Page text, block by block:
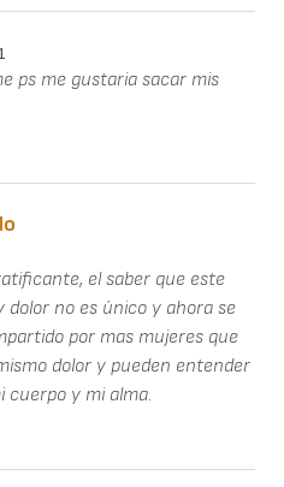
ps me gustaria sacar mis
el saber que este
no es único y ahora se
por mas mujeres que
dolor y pueden entender
cuerpo y mi alma.